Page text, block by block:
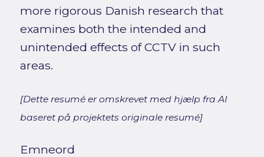
more rigorous Danish research that
examines both the intended and
unintended effects of CCTV in such
areas.
[Dette resumé er omskrevet med hjælp fra AI
baseret på projektets originale resumé]
Emneord